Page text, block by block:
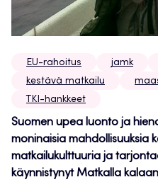
EU-rahoitus jamk
kestävä matkailu
TKI-hankkeet
Suomen upea luonto ja
moninaisia mahdollisuuksia
matkailukulttuuria ja
käynnistynyt Matkalla